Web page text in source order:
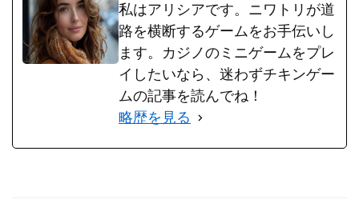
私はアリシアです。ニワトリが道
路を横断するゲームをお手伝いし
ます。カジノのミニゲームをプレ
イしたいなら、迷わずチキンゲー
ムの記事を読んでね！
略歴を見る